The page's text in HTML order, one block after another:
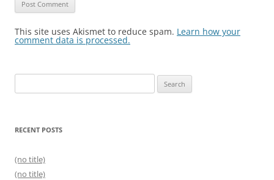
This site uses Akismet to reduce spam. Learn how your
comment data is processed.
for:
RECENT POSTS
(no title)
(no title)